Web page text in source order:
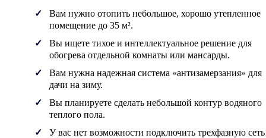
Вам нужно отопить небольшое, хорошо утепленное
помещение до 35 м².
Вы ищете тихое и интеллектуальное решение для
обогрева отдельной комнаты или мансарды.
Вам нужна надежная система «антизамерзания» для
дачи на зиму.
Вы планируете сделать небольшой контур водяного
теплого пола.
У вас нет возможности подключить трехфазную сеть